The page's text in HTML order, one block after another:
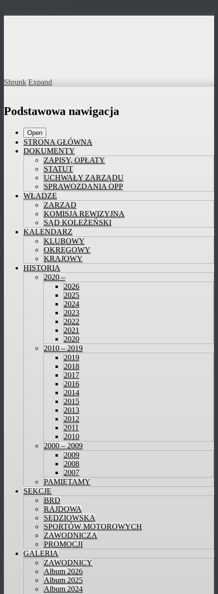
Shrunk Expand
Podstawowa nawigacja
Open
STRONA GŁÓWNA
DOKUMENTY
ZAPISY, OPŁATY
STATUT
UCHWAŁY ZARZĄDU
SPRAWOZDANIA OPP
WŁADZE
ZARZĄD
KOMISJA REWIZYJNA
SĄD KOLEŻEŃSKI
KALENDARZ
KLUBOWY
OKRĘGOWY
KRAJOWY
HISTORIA
2020 –
2026
2025
2024
2023
2022
2021
2020
2010 – 2019
2019
2018
2017
2016
2014
2015
2013
2012
2011
2010
2000 – 2009
2009
2008
2007
PAMIĘTAMY
SEKCJE
BRD
RAJDOWA
SĘDZIOWSKA
SPORTÓW MOTOROWYCH
ZAWODNICZA
PROMOCJI
GALERIA
ZAWODNICY
Album 2026
Album 2025
Album 2024